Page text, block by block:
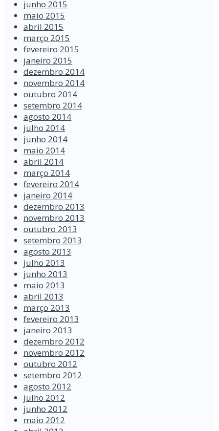
junho 2015
maio 2015
abril 2015
março 2015
fevereiro 2015
janeiro 2015
dezembro 2014
novembro 2014
outubro 2014
setembro 2014
agosto 2014
julho 2014
junho 2014
maio 2014
abril 2014
março 2014
fevereiro 2014
janeiro 2014
dezembro 2013
novembro 2013
outubro 2013
setembro 2013
agosto 2013
julho 2013
junho 2013
maio 2013
abril 2013
março 2013
fevereiro 2013
janeiro 2013
dezembro 2012
novembro 2012
outubro 2012
setembro 2012
agosto 2012
julho 2012
junho 2012
maio 2012